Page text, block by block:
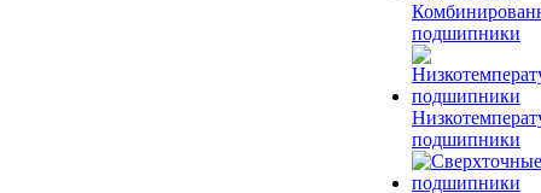
подшипники
подшипники